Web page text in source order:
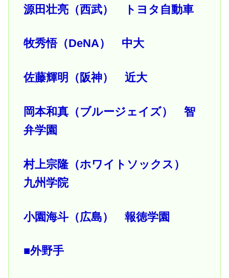
源田壮亮（西武） トヨタ自動車
牧秀悟（DeNA） 中大
佐藤輝明（阪神） 近大
岡本和真（ブルージェイズ） 智
弁学園
村上宗隆（ホワイトソックス）
九州学院
小園海斗（広島） 報徳学園
■外野手